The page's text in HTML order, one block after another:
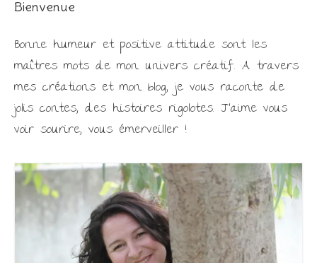
Bienvenue
Bonne humeur et positive attitude sont les
maîtres mots de mon univers créatif. A travers
mes créations et mon blog, je vous raconte de
jolis contes, des histoires rigolotes. J'aime vous
voir sourire, vous émerveiller !